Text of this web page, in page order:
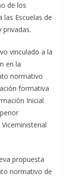
de los
las Escuelas de
privadas.
vinculado a la
en la
normativo
formativa
Inicial
propuesta
normativo de